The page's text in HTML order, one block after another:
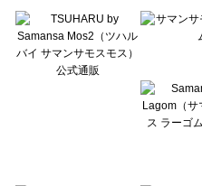
Lugnoncure（ルノンキュール）のスカー
BETTY'S BLUE（べティーズブルー）のス
Wpc.（ワールドパーティー）のスカート